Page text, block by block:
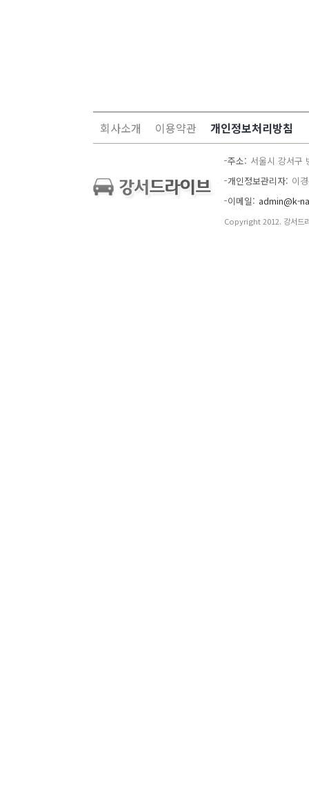
회사소개 이용약관 개인정보처리방침
주소 서울시 강서구
개인정보관리자 이
이메일
admin@k-
Copyright 2012. 강서드